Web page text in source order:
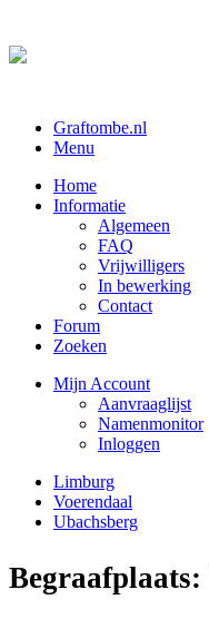
Graftombe.nl
Menu
Home
Informatie
Algemeen
FAQ
Vrijwilligers
In bewerking
Contact
Forum
Zoeken
Mijn Account
Aanvraaglijst
Namenmonitor
Inloggen
Limburg
Voerendaal
Ubachsberg
Begraafplaats: